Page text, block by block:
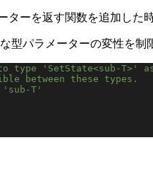
ーを返す関数を追加した
パラメーターの変性を
type 'SetState<sub-T>'
between these types.
T'